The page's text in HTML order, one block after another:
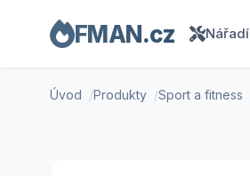
FMAN.cz Nářadí
Úvod Produkty Sport a fitness